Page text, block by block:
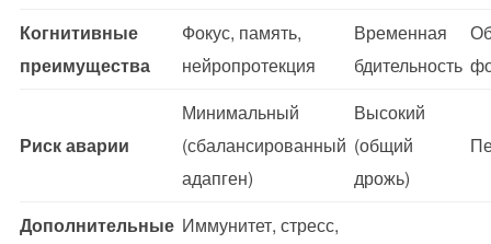
Когнитивные
преимущества
Фокус, память,
нейропротекция
Временная
бдительность
Риск аварии
Минимальный
(сбалансированный
адапген)
Высокий
(общий
дрожь)
Дополнительные Иммунитет, стресс,